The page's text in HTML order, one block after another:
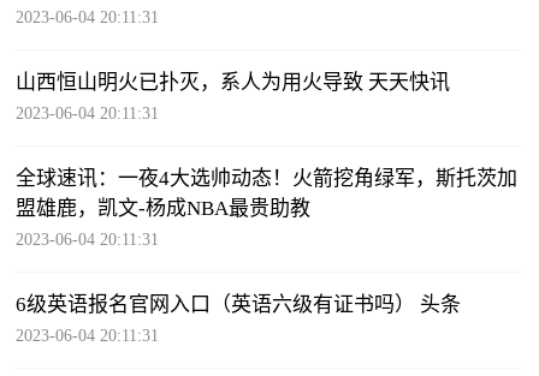
2023-06-04 20:11:31
山西恒山明火已扑灭，系人为用火导致 天天快讯
2023-06-04 20:11:31
全球速讯：一夜4大选帅动态！火箭挖角绿军，斯托茨加
盟雄鹿，凯文-杨成NBA最贵助教
2023-06-04 20:11:31
6级英语报名官网入口（英语六级有证书吗） 头条
2023-06-04 20:11:31